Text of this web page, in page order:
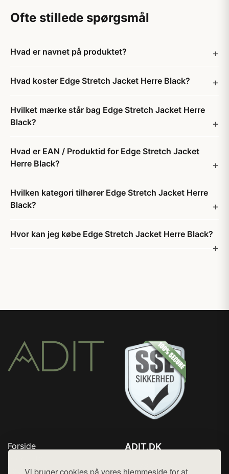
Ofte stillede spørgsmål
Hvad er navnet på produktet?
Hvad koster Edge Stretch Jacket Herre Black?
Hvilket mærke står bag Edge Stretch Jacket Herre
Black?
Hvad er EAN / Produktid for Edge Stretch Jacket
Herre Black?
Hvilken kategori tilhører Edge Stretch Jacket Herre
Black?
Hvor kan jeg købe Edge Stretch Jacket Herre Black?
Forside
Top Rabatter
ADIT.DK